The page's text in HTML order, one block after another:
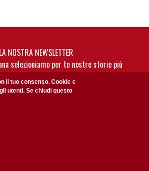
NOSTRA NEWSLETTER
selezioniamo per te nostre storie più
perderti gli aggiornamenti della nostra
il tuo consenso. Cookie e
utenti. Se chiudi questo